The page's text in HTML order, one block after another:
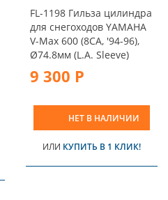
FL-1198 Гильза цилиндра
для снегоходов YAMAHA
V-Max 600 (8CA, '94-96),
Ø74.8мм (L.A. Sleeve)
9 300 Р
НЕТ В НАЛИЧИИ
ИЛИ КУПИТЬ В 1 КЛИК!